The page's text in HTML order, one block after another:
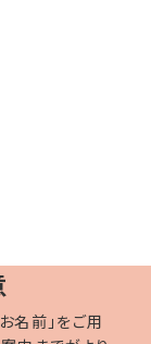
名前」をご用